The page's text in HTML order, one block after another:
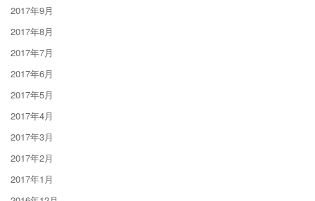
2017年9月
2017年8月
2017年7月
2017年6月
2017年5月
2017年4月
2017年3月
2017年2月
2017年1月